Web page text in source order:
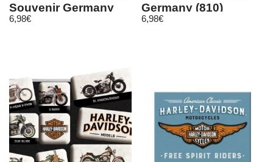
Souvenir Germany
6,98€
Germany (810)
6,98€